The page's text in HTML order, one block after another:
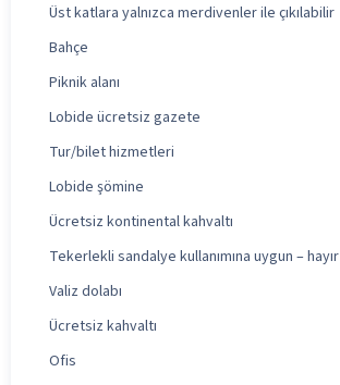
Üst katlara yalnızca merdivenler ile çıkılabilir
Bahçe
Piknik alanı
Lobide ücretsiz gazete
Tur/bilet hizmetleri
Lobide şömine
Ücretsiz kontinental kahvaltı
Tekerlekli sandalye kullanımına uygun – hayır
Valiz dolabı
Ücretsiz kahvaltı
Ofis